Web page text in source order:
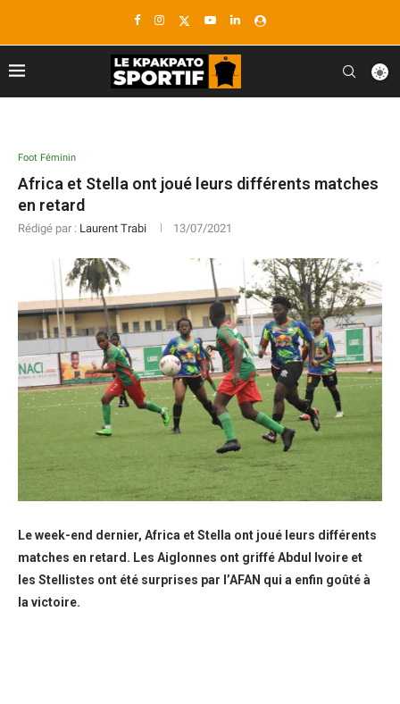
Foot Féminin
Africa et Stella ont joué leurs différents matches
en retard
Rédigé par : Laurent Trabi 13/07/2021
Le week-end dernier, Africa et Stella ont joué leurs différents
matches en retard. Les Aiglonnes ont griffé Abdul Ivoire et
les Stellistes ont été surprises par l’AFAN qui a enfin goûté à
la victoire.